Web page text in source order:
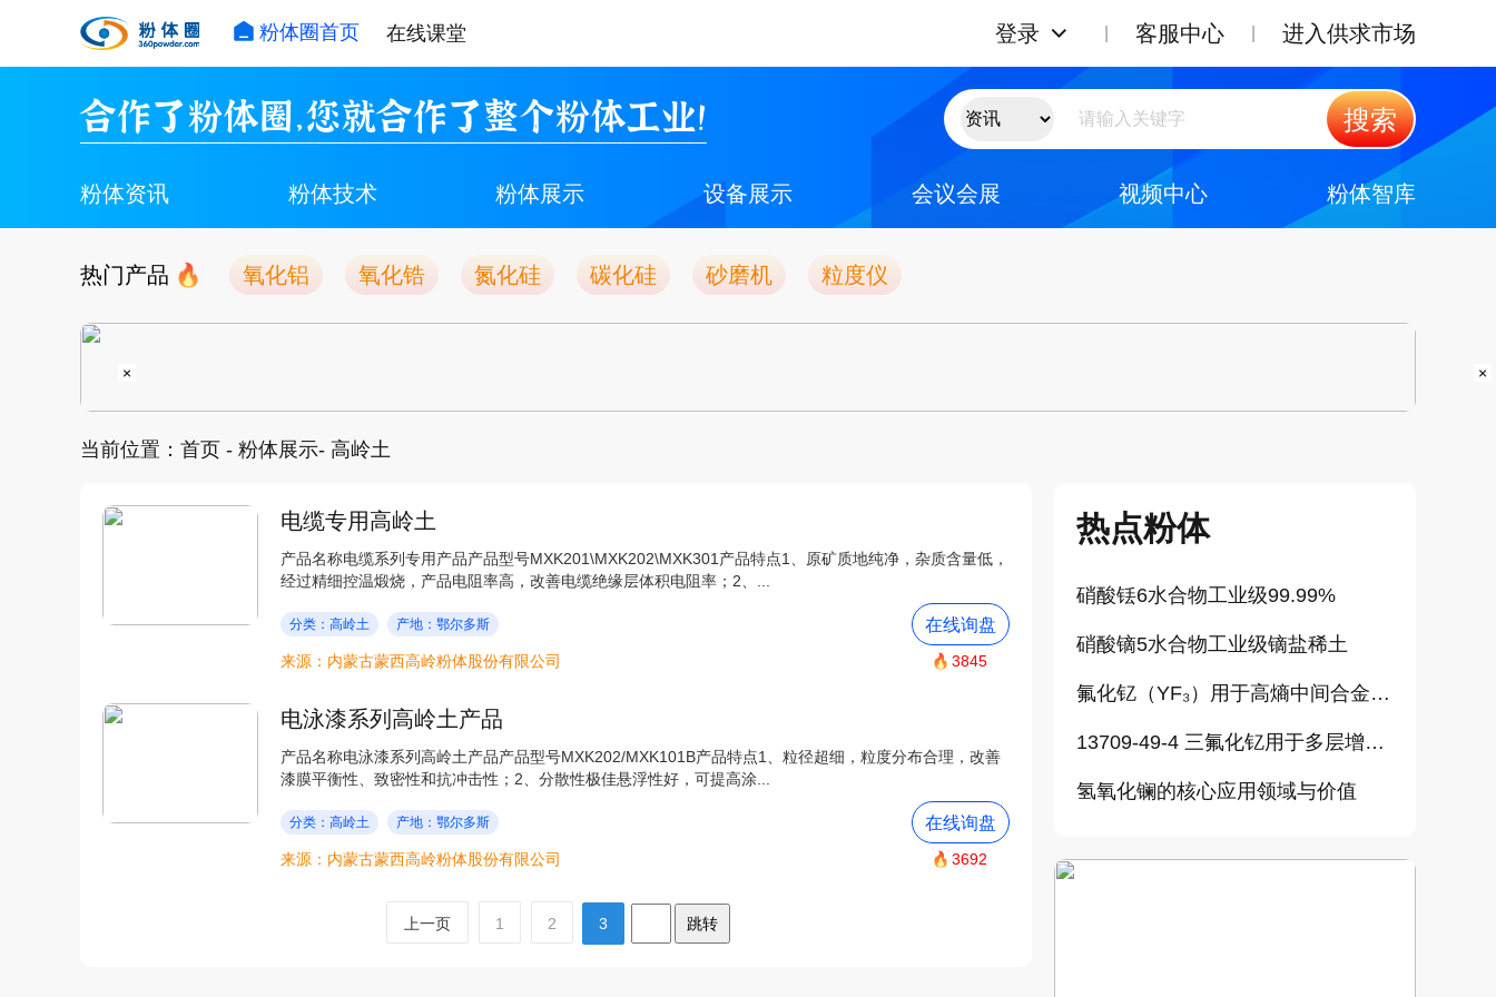
粉体圈首页 在线课堂 登录 客服中心 进入供求市场
合作了粉体圈，您就合作了整个粉体工业！ 搜索
粉体资讯 粉体技术 粉体展示 设备展示 会议会展 视频中心 粉体智库
热门产品 氧化铝 氧化锆 氮化硅 碳化硅 砂磨机 粒度仪
当前位置： 首页 - 粉体展示- 高岭土
电缆专用高岭土
产品名称电缆系列专用产品产品型号MXK201\MXK202\MXK301产品特点1、原矿质地纯净，杂质含量低，
经过精细控温煅烧，产品电阻率高，改善电缆绝缘层体积电阻率；2、...
分类：高岭土 产地：鄂尔多斯 在线询盘
来源：内蒙古蒙西高岭粉体股份有限公司 3845
电泳漆系列高岭土产品
产品名称电泳漆系列高岭土产品产品型号MXK202/MXK101B产品特点1、粒径超细，粒度分布合理，改善
漆膜平衡性、致密性和抗冲击性；2、分散性极佳悬浮性好，可提高涂...
分类：高岭土 产地：鄂尔多斯 在线询盘
来源：内蒙古蒙西高岭粉体股份有限公司 3692
上一页 1 2 3 跳转
热点粉体
硝酸铥6水合物工业级99.99%
硝酸镝5水合物工业级镝盐稀土
氟化钇（YF₃）用于高熵中间合金熔炼
13709-49-4 三氟化钇用于多层增透膜
氢氧化镧的核心应用领域与价值
× ×